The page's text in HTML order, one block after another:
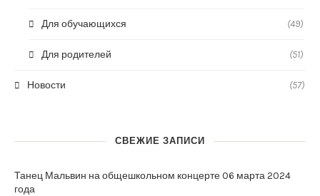
Для обучающихся (49)
Для родителей (51)
Новости (57)
СВЕЖИЕ ЗАПИСИ
Танец Мальвин на общешкольном концерте 06 марта 2024
года